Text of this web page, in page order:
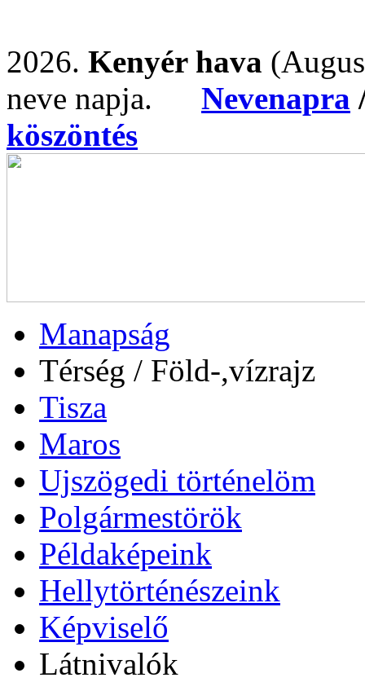
2026. Kenyér hava
neve napja. Nevenapra
köszöntés
Manapság
Térség / Föld-,vízrajz
Tisza
Maros
Ujszögedi történelöm
Polgármestörök
Példaképeink
Hellytörténészeink
Képviselő
Látnivalók